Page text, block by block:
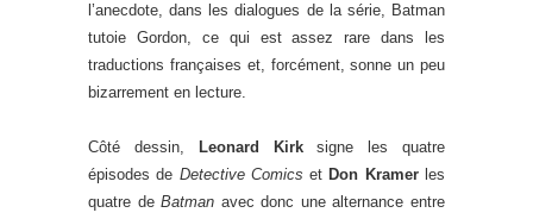
l’anecdote, dans les dialogues de la série, Batman
tutoie Gordon, ce qui est assez rare dans les
traductions françaises et, forcément, sonne un peu
bizarrement en lecture.
Côté dessin, Leonard Kirksigne les quatre
épisodes de Detective Comics et Don Kramerles
quatre deBatman avec donc une alternance entre